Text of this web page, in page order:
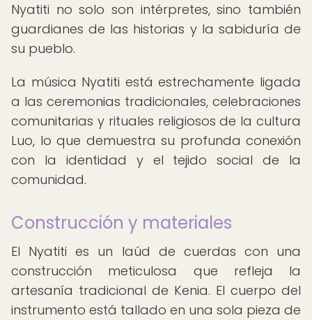
Nyatiti no solo son intérpretes, sino también
guardianes de las historias y la sabiduría de
su pueblo.
La música Nyatiti está estrechamente ligada
a las ceremonias tradicionales, celebraciones
comunitarias y rituales religiosos de la cultura
Luo, lo que demuestra su profunda conexión
con la identidad y el tejido social de la
comunidad.
Construcción y materiales
El Nyatiti es un laúd de cuerdas con una
construcción meticulosa que refleja la
artesanía tradicional de Kenia. El cuerpo del
instrumento está tallado en una sola pieza de